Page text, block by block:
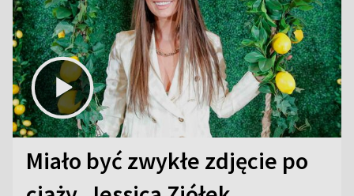
Miało być zwykłe zdjęcie po